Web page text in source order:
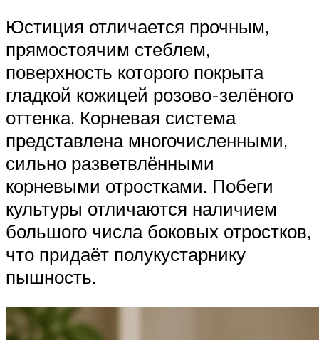
Юстиция отличается прочным,
прямостоячим стеблем,
поверхность которого покрыта
гладкой кожицей розово-зелёного
оттенка. Корневая система
представлена многочисленными,
сильно разветвлёнными
корневыми отростками. Побеги
культуры отличаются наличием
большого числа боковых отростков,
что придаёт полукустарнику
пышность.